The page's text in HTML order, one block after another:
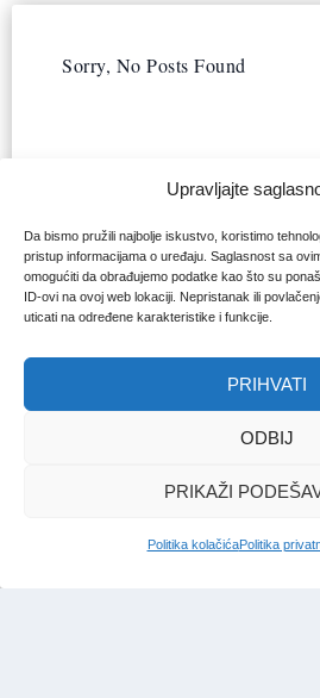
Upravljajte
Da bismo pružili najbolje iskustvo, koristimo
pristup informacijama o uređaju. Saglasnost sa
omogućiti da obrađujemo podatke kao što su
ID-ovi na ovoj web lokaciji. Nepristanak ili
uticati na određene karakteristike i funkcije.
PRIHVATI
ODBIJ
PRIKAŽI
Politika kolačićaPolitika
Sorry, No Posts Found